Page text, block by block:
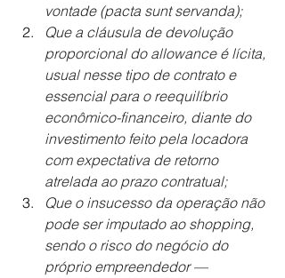
vontade (pacta sunt servanda);
Que a cláusula de devolução
proporcional do allowance é lícita,
usual nesse tipo de contrato e
essencial para o reequilíbrio
econômico-financeiro, diante do
investimento feito pela locadora
com expectativa de retorno
atrelada ao prazo contratual;
Que o insucesso da operação não
pode ser imputado ao shopping,
sendo o risco do negócio do
próprio empreendedor —